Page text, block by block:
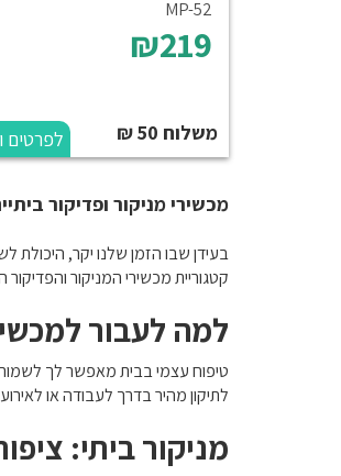
MP-52
₪219
משלוח 50 ₪ לפרטים
מכשירי מניקור ופדיקור
בעידן שבו הזמן שלנו יקר, היכולת
קטגוריית מכשירי המניקור
למה לעבור
טיפוח עצמי בבית מאפשר לך לשמור
לתיקון מהיר בדרך לעבודה או
מניקור ביתי: